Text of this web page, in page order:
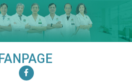
FANPAGE